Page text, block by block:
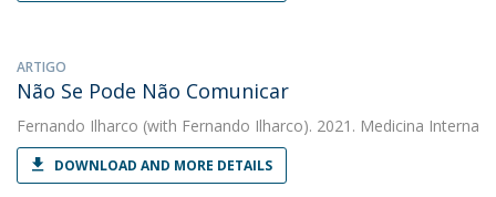
ARTIGO
Não Se Pode Não Comunicar
Fernando Ilharco (with Fernando Ilharco). 2021. Medicina Interna
DOWNLOAD AND MORE DETAILS